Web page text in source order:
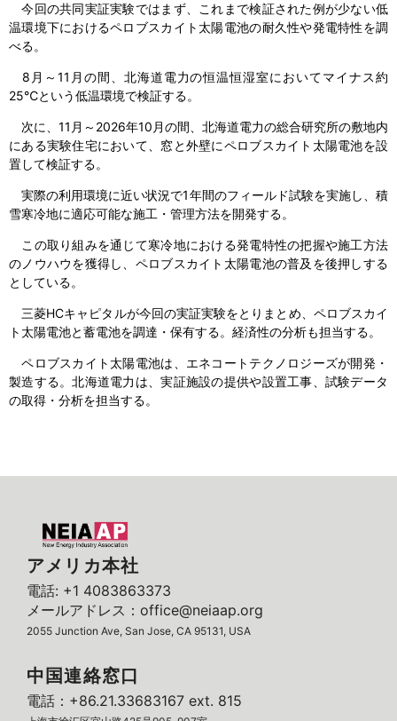
今回の共同実証実験ではまず、これまで検証された例が少ない低
温環境下におけるペロブスカイト太陽電池の耐久性や発電特性を調
べる。
8月～11月の間、北海道電力の恒温恒湿室においてマイナス約
25℃という低温環境で検証する。
次に、11月～2026年10月の間、北海道電力の総合研究所の敷地内
にある実験住宅において、窓と外壁にペロブスカイト太陽電池を設
置して検証する。
実際の利用環境に近い状況で1年間のフィールド試験を実施し、積
雪寒冷地に適応可能な施工・管理方法を開発する。
この取り組みを通じて寒冷地における発電特性の把握や施工方法
のノウハウを獲得し、ペロブスカイト太陽電池の普及を後押しする
としている。
三菱HCキャピタルが今回の実証実験をとりまとめ、ペロブスカイ
ト太陽電池と蓄電池を調達・保有する。経済性の分析も担当する。
ペロブスカイト太陽電池は、エネコートテクノロジーズが開発・
製造する。北海道電力は、実証施設の提供や設置工事、試験データ
の取得・分析を担当する。
アメリカ本社
電話: +1 4083863373
メールアドレス：office@neiaap.org
2055 Junction Ave, San Jose, CA 95131, USA
中国連絡窓口
電話：+86.21.33683167 ext. 815